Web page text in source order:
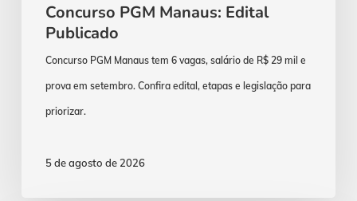
Concurso PGM Manaus: Edital
Publicado
Concurso PGM Manaus tem 6 vagas, salário de R$ 29 mil e
prova em setembro. Confira edital, etapas e legislação para
priorizar.
5 de agosto de 2026